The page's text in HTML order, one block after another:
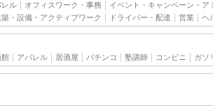
レル オフィスワーク・事務
イベント・キャンペーン・ア
築・設備・アクティブワーク ドライバー・配達 営業 ヘ
館 アパレル 居酒屋 パチンコ 塾講師 コンビニ ガソ